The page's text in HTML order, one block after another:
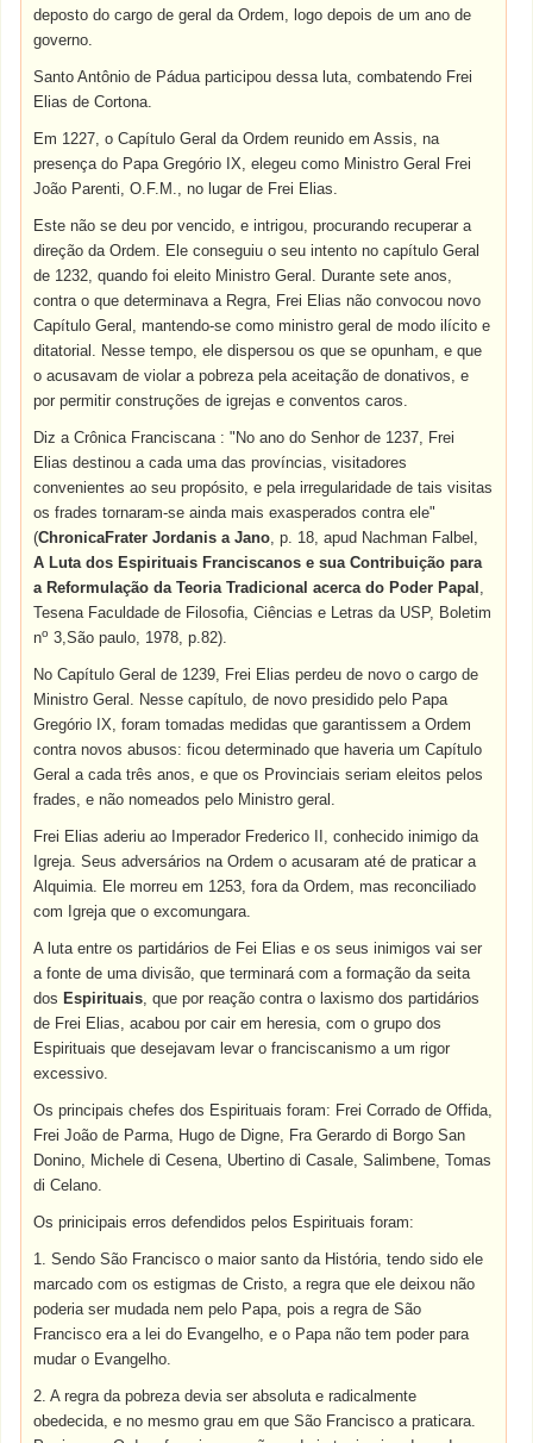
deposto do cargo de geral da Ordem, logo depois de um ano de
governo.
Santo Antônio de Pádua participou dessa luta, combatendo Frei
Elias de Cortona.
Em 1227, o Capítulo Geral da Ordem reunido em Assis, na
presença do Papa Gregório IX, elegeu como Ministro Geral Frei
João Parenti, O.F.M., no lugar de Frei Elias.
Este não se deu por vencido, e intrigou, procurando recuperar a
direção da Ordem. Ele conseguiu o seu intento no capítulo Geral
de 1232, quando foi eleito Ministro Geral. Durante sete anos,
contra o que determinava a Regra, Frei Elias não convocou novo
Capítulo Geral, mantendo-se como ministro geral de modo ilícito e
ditatorial. Nesse tempo, ele dispersou os que se opunham, e que
o acusavam de violar a pobreza pela aceitação de donativos, e
por permitir construções de igrejas e conventos caros.
Diz a Crônica Franciscana : "No ano do Senhor de 1237, Frei
Elias destinou a cada uma das províncias, visitadores
convenientes ao seu propósito, e pela irregularidade de tais visitas
os frades tornaram-se ainda mais exasperados contra ele"
(ChronicaFrater Jordanis a Jano, p. 18, apud Nachman Falbel,
A Luta dos Espirituais Franciscanos e sua Contribuição para
a Reformulação da Teoria Tradicional acerca do Poder Papal ,
Tesena Faculdade de Filosofia, Ciências e Letras da USP, Boletim
no 3,São paulo, 1978, p.82).
No Capítulo Geral de 1239, Frei Elias perdeu de novo o cargo de
Ministro Geral. Nesse capítulo, de novo presidido pelo Papa
Gregório IX, foram tomadas medidas que garantissem a Ordem
contra novos abusos: ficou determinado que haveria um Capítulo
Geral a cada três anos, e que os Provinciais seriam eleitos pelos
frades, e não nomeados pelo Ministro geral.
Frei Elias aderiu ao Imperador Frederico II, conhecido inimigo da
Igreja. Seus adversários na Ordem o acusaram até de praticar a
Alquimia. Ele morreu em 1253, fora da Ordem, mas reconciliado
com Igreja que o excomungara.
A luta entre os partidários de Fei Elias e os seus inimigos vai ser
a fonte de uma divisão, que terminará com a formação da seita
dos Espirituais, que por reação contra o laxismo dos partidários
de Frei Elias, acabou por cair em heresia, com o grupo dos
Espirituais que desejavam levar o franciscanismo a um rigor
excessivo.
Os principais chefes dos Espirituais foram: Frei Corrado de Offida,
Frei João de Parma, Hugo de Digne, Fra Gerardo di Borgo San
Donino, Michele di Cesena, Ubertino di Casale, Salimbene, Tomas
di Celano.
Os prinicipais erros defendidos pelos Espirituais foram:
1. Sendo São Francisco o maior santo da História, tendo sido ele
marcado com os estigmas de Cristo, a regra que ele deixou não
poderia ser mudada nem pelo Papa, pois a regra de São
Francisco era a lei do Evangelho, e o Papa não tem poder para
mudar o Evangelho.
2. A regra da pobreza devia ser absoluta e radicalmente
obedecida, e no mesmo grau em que São Francisco a praticara.